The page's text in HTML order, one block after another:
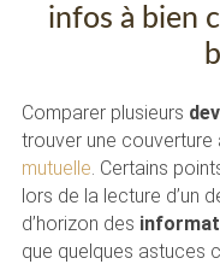
infos à bien
Comparer plusieurs
trouver une
mutuelle . Certains
lors de la lecture d’un
d’horizon des
que quelques astuces